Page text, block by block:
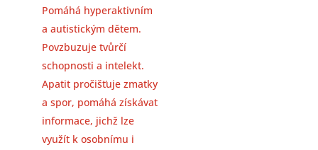
Pomáhá hyperaktivním
a autistickým dětem.
Povzbuzuje tvůrčí
schopnosti a intelekt.
Apatit pročišťuje zmatky
a spor, pomáhá získávat
informace, jichž lze
využít k osobnímu i